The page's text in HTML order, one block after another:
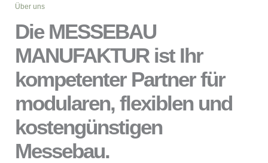
Über uns
Die MESSEBAU
MANUFAKTUR ist Ihr
kompetenter Partner für
modularen, flexiblen und
kostengünstigen
Messebau.